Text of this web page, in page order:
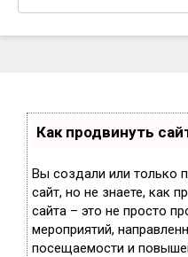
Как продвинуть
Вы создали или только
сайт, но не знаете, как
сайта – это не просто
мероприятий,
посещаемости и